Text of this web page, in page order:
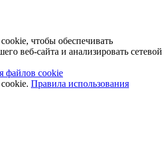
чтобы обеспечивать
веб-сайта и анализировать сетевой
файлов cookie
Правила использования